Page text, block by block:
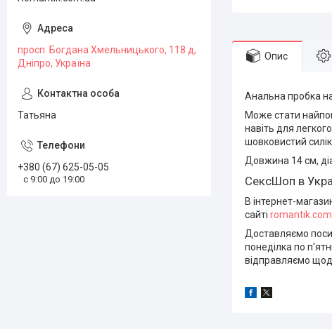
Опис
Анальна пробка
Може стати
навіть для
шовковистий
Довжина 14 см,
СексШоп в
В інтернет-
сайті
Доставляємо
понеділка по
відправляємо
просп. Богдана Хмельницького, 118 д,
Дніпро, Україна
Татьяна
+380 (67) 625-05-05
с 9:00 до 19:00